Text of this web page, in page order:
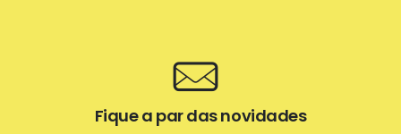
Fique a par das novidades